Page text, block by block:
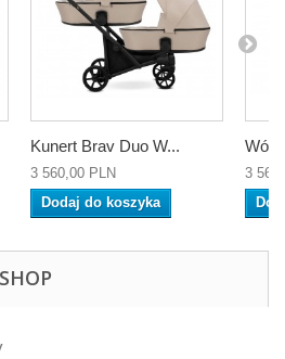
Kunert Brav Duo W...
3 560,00 PLN
Dodaj do koszyka
3